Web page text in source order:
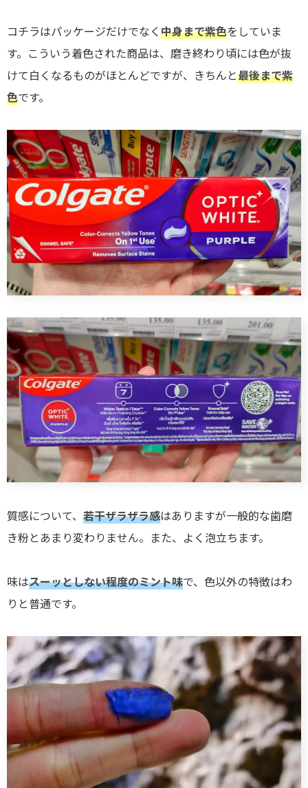
コチラはパッケージだけでなく中身まで紫色をしていま
す。こういう着色された商品は、磨き終わり頃には色が抜
けて白くなるものがほとんどですが、きちんと最後まで紫
色です。
質感について、 若干ザラザラ感はありますが一般的な歯磨
き粉とあまり変わりません。また、よく泡立ちます。
味はスーッとしない程度のミント味で、色以外の特徴はわ
りと普通です。